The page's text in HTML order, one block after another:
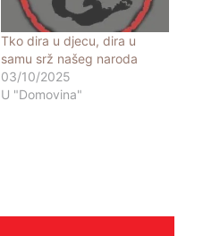
Tko dira u djecu, dira u
samu srž našeg naroda
03/10/2025
U "Domovina"